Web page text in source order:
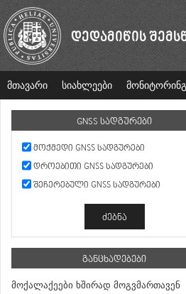
ᲓᲔᲓᲐᲛᲘᲬᲘᲡ
მთავარი სიახლეები
GNSS ᲡᲐᲓᲒᲣᲠᲔᲑᲘ
ᲛᲝᲥᲛᲔᲓᲘ GNSS ᲡᲐᲓᲒᲣᲠᲔᲑᲘ
ᲓᲠᲝᲔᲑᲘᲗᲘ GNSS ᲡᲐᲓᲒᲣᲠᲔᲑᲘ
ᲨᲔᲩᲔᲠᲔᲑᲣᲚᲘ GNSS ᲡᲐᲓᲒᲣᲠᲔᲑᲘ
ᲒᲐᲜᲪᲮᲐᲓᲔᲑᲔᲑᲘ
მოქალაქეები ხშირად მოგვმართავენ